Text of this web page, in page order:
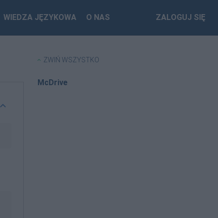
WIEDZA JĘZYKOWA O NAS ZALOGUJ SIĘ
ZWIŃ WSZYSTKO
McDrive